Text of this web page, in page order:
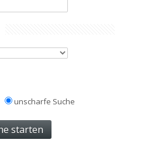
unscharfe Suche